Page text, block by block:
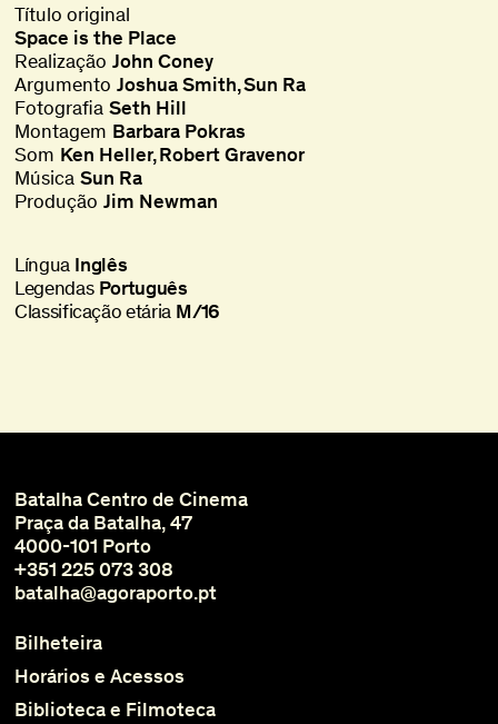
Título original
Space is the Place
Realização John Coney
Argumento Joshua Smith Sun Ra
Fotografia Seth Hill
Montagem Barbara Pokras
Som Ken Heller Robert Gravenor
Música Sun Ra
Produção Jim Newman
Língua Inglês
Legendas Português
Classificação etária M/16
Batalha Centro de Cinema
Praça da Batalha, 47
4000-101 Porto
+351 225 073 308
batalha@agoraporto.pt
Bilheteira
Horários e Acessos
Biblioteca e Filmoteca